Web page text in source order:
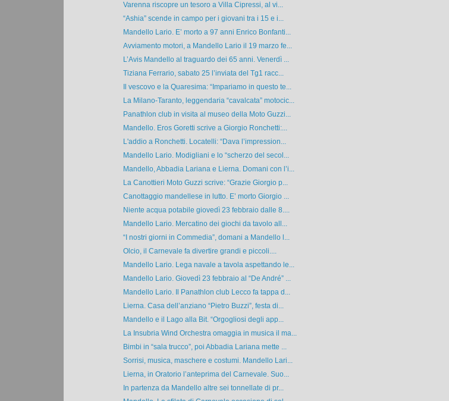
Varenna riscopre un tesoro a Villa Cipressi, al vi...
“Ashia” scende in campo per i giovani tra i 15 e i...
Mandello Lario. E’ morto a 97 anni Enrico Bonfanti...
Avviamento motori, a Mandello Lario il 19 marzo fe...
L’Avis Mandello al traguardo dei 65 anni. Venerdì ...
Tiziana Ferrario, sabato 25 l’inviata del Tg1 racc...
Il vescovo e la Quaresima: “Impariamo in questo te...
La Milano-Taranto, leggendaria “cavalcata” motocic...
Panathlon club in visita al museo della Moto Guzzi...
Mandello. Eros Goretti scrive a Giorgio Ronchetti:...
L'addio a Ronchetti. Locatelli: “Dava l’impression...
Mandello Lario. Modigliani e lo “scherzo del secol...
Mandello, Abbadia Lariana e Lierna. Domani con l’i...
La Canottieri Moto Guzzi scrive: “Grazie Giorgio p...
Canottaggio mandellese in lutto. E’ morto Giorgio ...
Niente acqua potabile giovedì 23 febbraio dalle 8....
Mandello Lario. Mercatino dei giochi da tavolo all...
“I nostri giorni in Commedia”, domani a Mandello l...
Olcio, il Carnevale fa divertire grandi e piccoli....
Mandello Lario. Lega navale a tavola aspettando le...
Mandello Lario. Giovedì 23 febbraio al “De André” ...
Mandello Lario. Il Panathlon club Lecco fa tappa d...
Lierna. Casa dell’anziano “Pietro Buzzi”, festa di...
Mandello e il Lago alla Bit. “Orgogliosi degli app...
La Insubria Wind Orchestra omaggia in musica il ma...
Bimbi in “sala trucco”, poi Abbadia Lariana mette ...
Sorrisi, musica, maschere e costumi. Mandello Lari...
Lierna, in Oratorio l’anteprima del Carnevale. Suo...
In partenza da Mandello altre sei tonnellate di pr...